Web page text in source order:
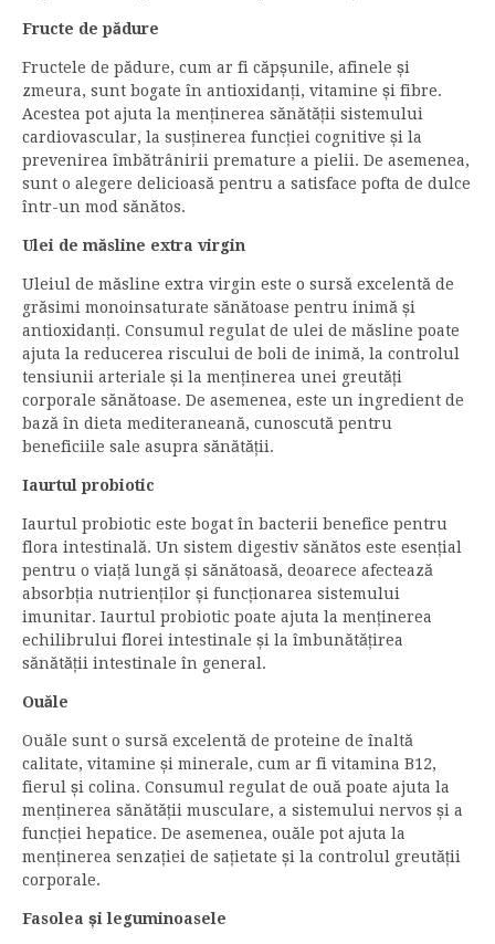
Fructe de pădure
Fructele de pădure, cum ar fi căpșunile, afinele și
zmeura, sunt bogate în antioxidanți, vitamine și fibre.
Acestea pot ajuta la menținerea sănătății sistemului
cardiovascular, la susținerea funcției cognitive și la
prevenirea îmbătrânirii premature a pielii. De asemenea,
sunt o alegere delicioasă pentru a satisface pofta de dulce
într-un mod sănătos.
Ulei de măsline extra virgin
Uleiul de măsline extra virgin este o sursă excelentă de
grăsimi monoinsaturate sănătoase pentru inimă și
antioxidanți. Consumul regulat de ulei de măsline poate
ajuta la reducerea riscului de boli de inimă, la controlul
tensiunii arteriale și la menținerea unei greutăți
corporale sănătoase. De asemenea, este un ingredient de
bază în dieta mediteraneană, cunoscută pentru
beneficiile sale asupra sănătății.
Iaurtul probiotic
Iaurtul probiotic este bogat în bacterii benefice pentru
flora intestinală. Un sistem digestiv sănătos este esențial
pentru o viață lungă și sănătoasă, deoarece afectează
absorbția nutrienților și funcționarea sistemului
imunitar. Iaurtul probiotic poate ajuta la menținerea
echilibrului florei intestinale și la îmbunătățirea
sănătății intestinale în general.
Ouăle
Ouăle sunt o sursă excelentă de proteine de înaltă
calitate, vitamine și minerale, cum ar fi vitamina B12,
fierul și colina. Consumul regulat de ouă poate ajuta la
menținerea sănătății musculare, a sistemului nervos și a
funcției hepatice. De asemenea, ouăle pot ajuta la
menținerea senzației de sațietate și la controlul greutății
corporale.
Fasolea și leguminoasele